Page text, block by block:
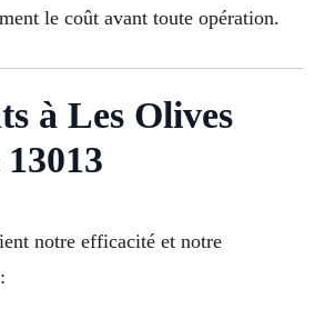
le coût avant toute opération.
à Les Olives
notre efficacité et notre